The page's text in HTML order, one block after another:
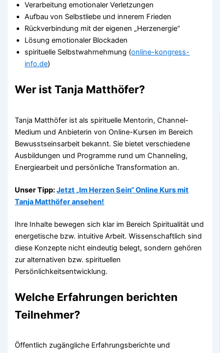
Verarbeitung emotionaler Verletzungen
Aufbau von Selbstliebe und innerem Frieden
Rückverbindung mit der eigenen „Herzenergie“
Lösung emotionaler Blockaden
spirituelle Selbstwahrnehmung (online-kongress-
info.de)
Wer ist Tanja Matthöfer?
Tanja Matthöfer ist als spirituelle Mentorin, Channel-
Medium und Anbieterin von Online-Kursen im Bereich
Bewusstseinsarbeit bekannt. Sie bietet verschiedene
Ausbildungen und Programme rund um Channeling,
Energiearbeit und persönliche Transformation an.
Unser Tipp:Jetzt „Im Herzen Sein“ Online Kurs mit
Tanja Matthöfer ansehen!
Ihre Inhalte bewegen sich klar im Bereich Spiritualität und
energetische bzw. intuitive Arbeit. Wissenschaftlich sind
diese Konzepte nicht eindeutig belegt, sondern gehören
zur alternativen bzw. spirituellen
Persönlichkeitsentwicklung.
Welche Erfahrungen berichten
Teilnehmer?
Öffentlich zugängliche Erfahrungsberichte und